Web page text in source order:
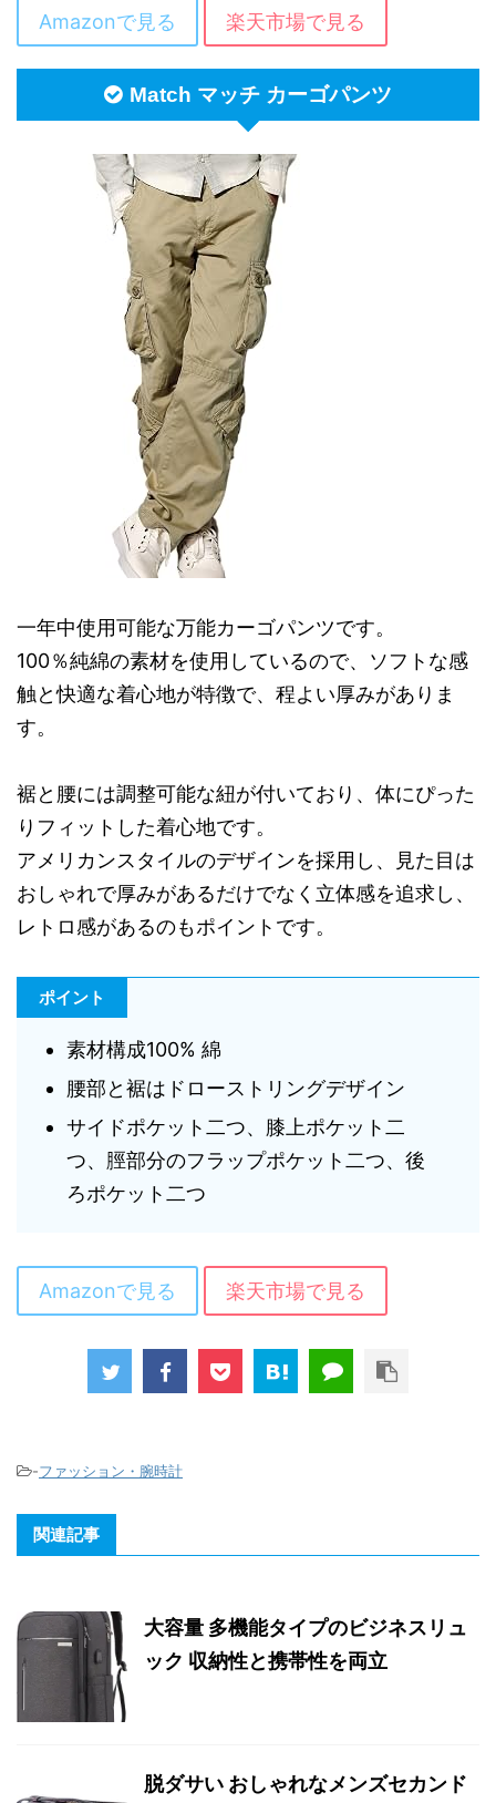
Amazonで見る 楽天市場で見る
Match マッチ カーゴパンツ
一年中使用可能な万能カーゴパンツです。
100％純綿の素材を使用しているので、ソフトな感
触と快適な着心地が特徴で、程よい厚みがありま
す。
裾と腰には調整可能な紐が付いており、体にぴった
りフィットした着心地です。
アメリカンスタイルのデザインを採用し、見た目は
おしゃれで厚みがあるだけでなく立体感を追求し、
レトロ感があるのもポイントです。
ポイント
素材構成100% 綿
腰部と裾はドローストリングデザイン
サイドポケット二つ、膝上ポケット二
つ、脛部分のフラップポケット二つ、後
ろポケット二つ
Amazonで見る 楽天市場で見る
-ファッション・腕時計
関連記事
大容量 多機能タイプのビジネスリュ
ック 収納性と携帯性を両立
脱ダサい おしゃれなメンズセカンド